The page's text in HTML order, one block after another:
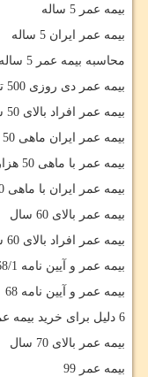
بیمه عمر 5 ساله
بیمه عمر ایران 5 ساله
محاسبه بیمه عمر 5 ساله
بیمه عمر دی روزی 500 تومان
بیمه عمر افراد بالای 50 سال
بیمه عمر ایران ماهی 50 هزار تومان
بیمه عمر با ماهی 50 هزار تومان
بیمه عمر ایران با ماهی 50 هزار تومان
بیمه عمر بالای 60 سال
بیمه عمر افراد بالای 60 سال
بیمه عمر و آیین نامه 68/1
بیمه عمر و آیین نامه 68
6 دلیل برای خرید بیمه عمر
بیمه عمر بالای 70 سال
بیمه عمر 99